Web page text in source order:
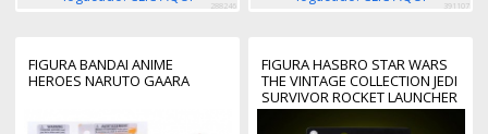
288246 391107
FIGURA BANDAI ANIME
HEROES NARUTO GAARA
FIGURA HASBRO STAR WARS
THE VINTAGE COLLECTION JEDI
SURVIVOR ROCKET LAUNCHER
TROOPER